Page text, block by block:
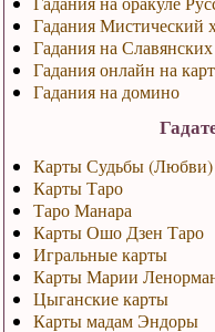
Гадания Мистический
Гадания на Славянских
Гадания онлайн на
Гадания на домино
Карты Судьбы (Любви)
Карты Таро
Таро Манара
Карты Ошо Дзен Таро
Игральные карты
Карты Марии
Цыганские карты
Карты мадам Эндоры